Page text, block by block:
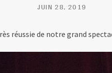
JUIN 28, 2019
réussie de notre grand